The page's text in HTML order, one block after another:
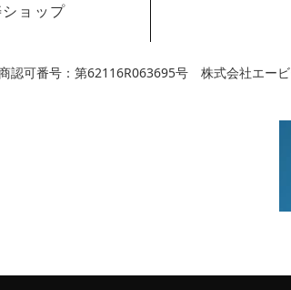
ショップ
認可番号：第62116R063695号 株式会社エービ